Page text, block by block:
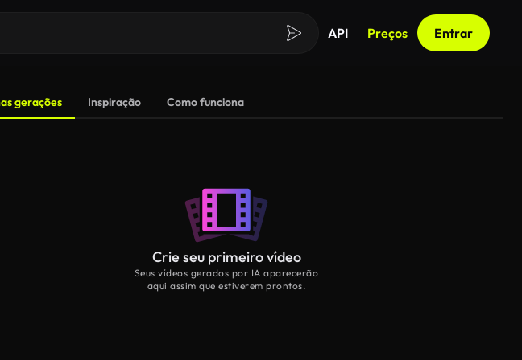
API Preços Entrar
gerações Inspiração Como funciona
Crie seu primeiro vídeo
Seus vídeos gerados por IA aparecerão
aqui assim que estiverem prontos.